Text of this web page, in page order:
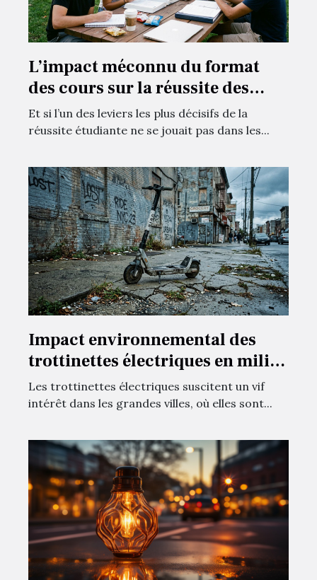
L’impact méconnu du format
des cours sur la réussite des
étudiants
Et si l’un des leviers les plus décisifs de la
réussite étudiante ne se jouait pas dans les...
Impact environnemental des
trottinettes électriques en milieu
urbain
Les trottinettes électriques suscitent un vif
intérêt dans les grandes villes, où elles sont...